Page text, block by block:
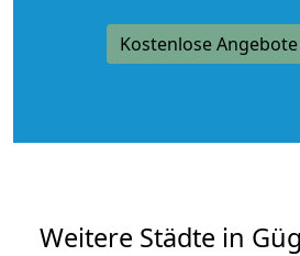
Kostenlose
Weitere Städte in